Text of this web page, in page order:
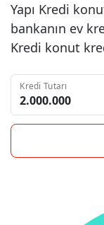
Yapı Kredi
bankanın ev
Kredi konut
Kredi Tutarı